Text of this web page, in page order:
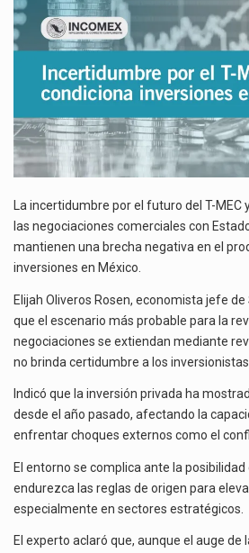
MÉXICO
La incertidumbre por el futuro del T-
las negociaciones comerciales con
mantienen una brecha negativa en el
inversiones en México.
Elijah Oliveros Rosen, economista jefe
que el escenario más probable para la
negociaciones se extiendan mediante
no brinda certidumbre a los inversionistas.
Indicó que la inversión privada ha
desde el año pasado, afectando la
enfrentar choques externos como el
El entorno se complica ante la
endurezca las reglas de origen para
especialmente en sectores estratégicos.
El experto aclaró que, aunque el auge de